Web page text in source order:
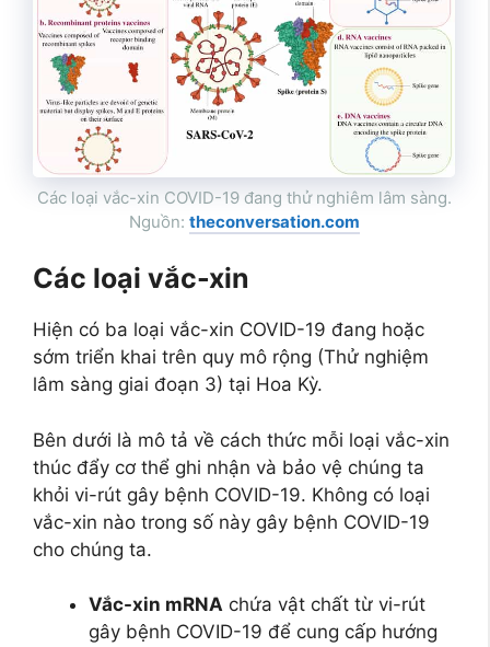
Các loại vắc-xin COVID-19 đang thử nghiêm lâm sàng.
Nguồn: theconversation.com
Các loại vắc-xin
Hiện có ba loại vắc-xin COVID-19 đang hoặc
sớm triển khai trên quy mô rộng (Thử nghiệm
lâm sàng giai đoạn 3) tại Hoa Kỳ.
Bên dưới là mô tả về cách thức mỗi loại vắc-xin
thúc đẩy cơ thể ghi nhận và bảo vệ chúng ta
khỏi vi-rút gây bệnh COVID-19. Không có loại
vắc-xin nào trong số này gây bệnh COVID-19
cho chúng ta.
Vắc-xin mRNA chứa vật chất từ vi-rút
gây bệnh COVID-19 để cung cấp hướng